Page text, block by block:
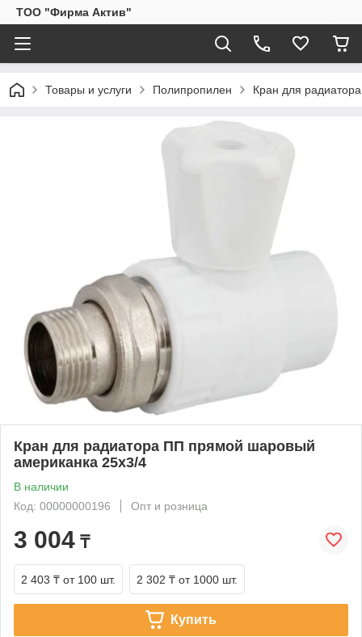
ТОО "Фирма Актив"
Товары и услуги Полипропилен Кран для
Кран для радиатора ПП прямой шаровый
американка 25х3/4
В наличии
Код: 00000000196
Опт и розница
3 004 ₸
2 403 ₸ от 100 шт. 2 302 ₸ от 1000 шт.
Купить